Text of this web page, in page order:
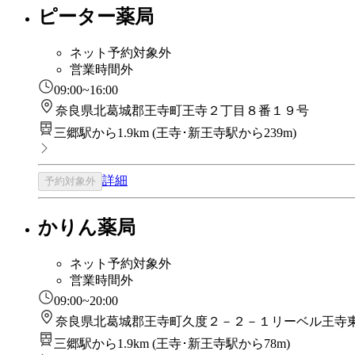
ピーター薬局
ネット予約対象外
営業時間外
09:00~16:00
奈良県北葛城郡王寺町王寺２丁目８番１９号
三郷駅から1.9km (王寺･新王寺駅から239m)
予約対象外 詳細
かりん薬局
ネット予約対象外
営業時間外
09:00~20:00
奈良県北葛城郡王寺町久度２－２－１リーベル王寺
三郷駅から1.9km (王寺･新王寺駅から78m)